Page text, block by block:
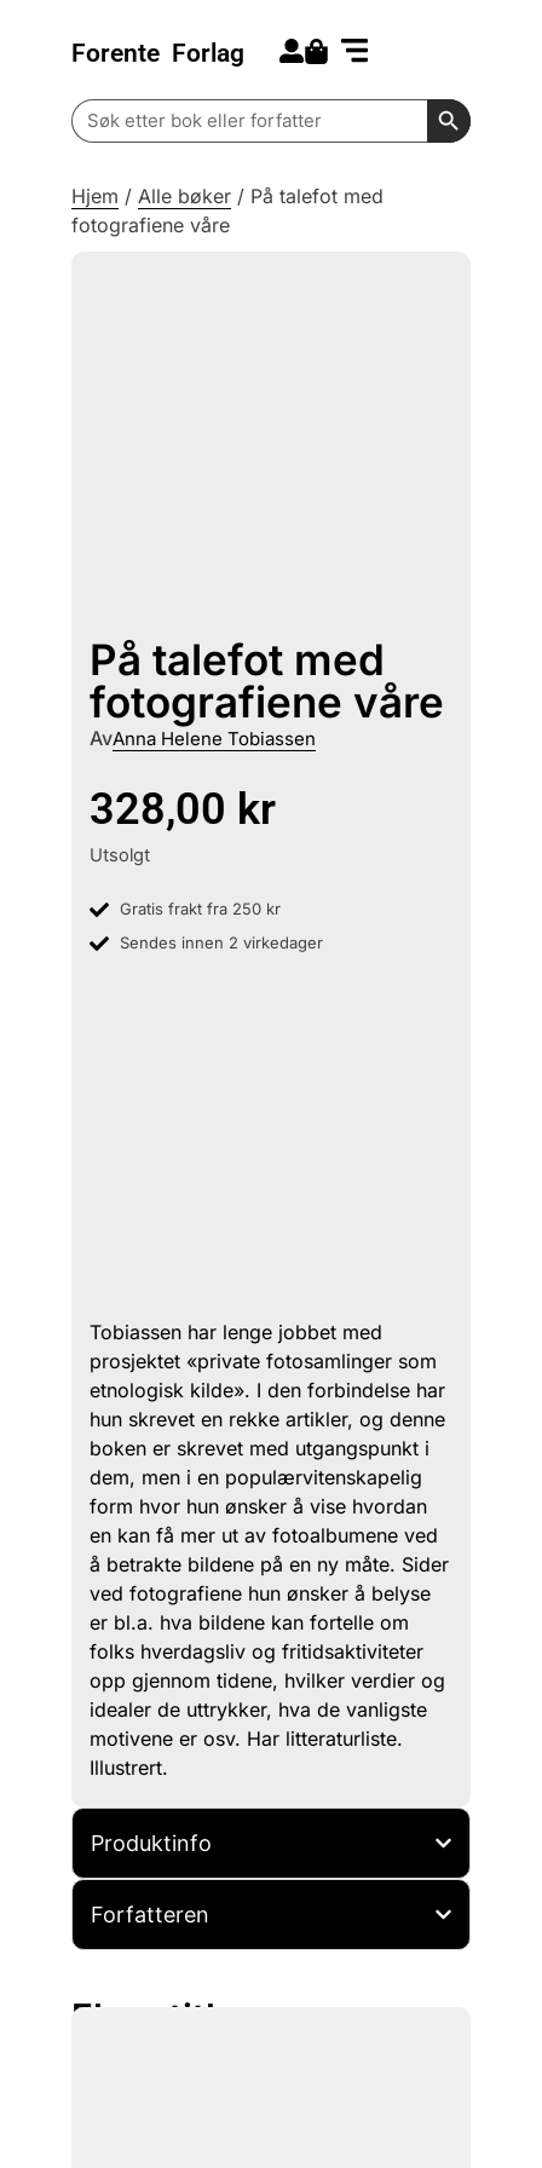
Forente Forlag
Search
for:
Search
Hjem / Alle bøker / På talefot med
fotografiene våre
På talefot med
fotografiene våre
AvAnna Helene Tobiassen
328,00 kr
Utsolgt
Gratis frakt fra 250 kr
Sendes innen 2 virkedager
Tobiassen har lenge jobbet med
prosjektet «private fotosamlinger som
etnologisk kilde». I den forbindelse har
hun skrevet en rekke artikler, og denne
boken er skrevet med utgangspunkt i
dem, men i en populærvitenskapelig
form hvor hun ønsker å vise hvordan
en kan få mer ut av fotoalbumene ved
å betrakte bildene på en ny måte. Sider
ved fotografiene hun ønsker å belyse
er bl.a. hva bildene kan fortelle om
folks hverdagsliv og fritidsaktiviteter
opp gjennom tidene, hvilker verdier og
idealer de uttrykker, hva de vanligste
motivene er osv. Har litteraturliste.
Illustrert.
Produktinfo
Forfatteren
Flere titler